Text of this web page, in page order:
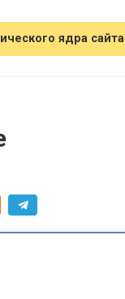
ядра сайта